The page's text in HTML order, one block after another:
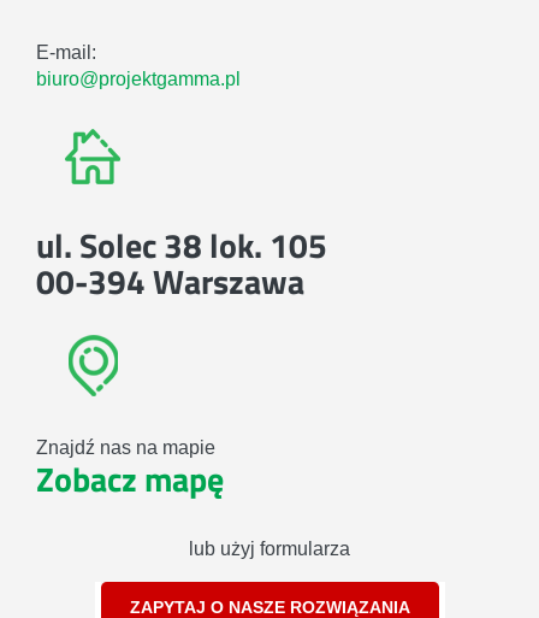
E-mail:
biuro@projektgamma.pl
ul. Solec 38 lok. 105
00-394 Warszawa
Znajdź nas na mapie
Zobacz mapę
lub użyj formularza
ZAPYTAJ O NASZE ROZWIĄZANIA